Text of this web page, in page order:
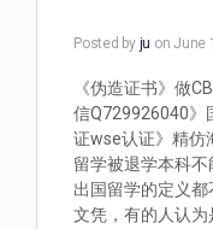
Posted by ju on June
《伪造证书》做
信Q729926040》
证wse认证》精仿
留学被退学本科不
出国留学的定义
文凭，有的人认